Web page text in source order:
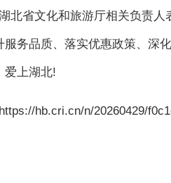
北省文化和旅游厅相关负责
服务品质、落实优惠政策、深
爱上湖北!
https://hb.cri.cn/n/20260429/